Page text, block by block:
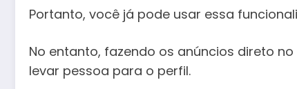
Portanto, você já pode usar essa
No entanto, fazendo os anúncios direto
levar pessoa para o perfil.